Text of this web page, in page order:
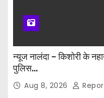
न्यूज नालंदा – किशोरी के
पुलिस…
Aug 8, 2026